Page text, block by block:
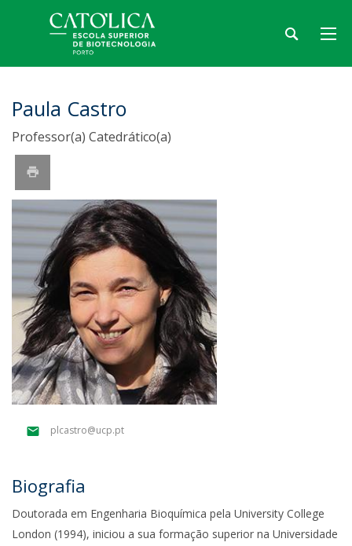
Paula Castro
Professor(a) Catedrático(a)
plcastro@ucp.pt
Biografia
Doutorada em Engenharia Bioquímica pela University College
London (1994), iniciou a sua formação superior na Universidade